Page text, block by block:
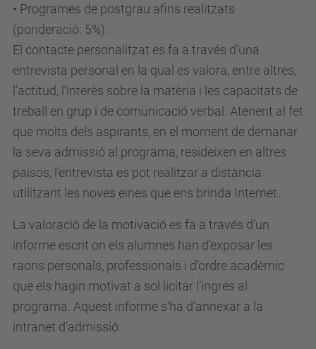
• Programes de postgrau afins realitzats
(ponderació: 5%).
El contacte personalitzat es fa a través d’una
entrevista personal en la qual es valora, entre altres,
l’actitud, l’interès sobre la matèria i les capacitats de
treball en grup i de comunicació verbal. Atenent al fet
que molts dels aspirants, en el moment de demanar
la seva admissió al programa, resideixen en altres
països, l’entrevista es pot realitzar a distància
utilitzant les noves eines que ens brinda Internet.
La valoració de la motivació es fa a través d’un
informe escrit on els alumnes han d’exposar les
raons personals, professionals i d’ordre acadèmic
que els hagin motivat a sol·licitar l’ingrés al
programa. Aquest informe s’ha d’annexar a la
intranet d’admissió.